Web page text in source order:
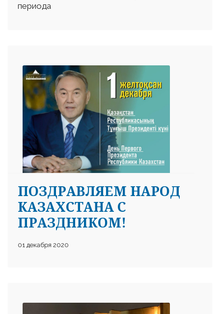
периода
ПОЗДРАВЛЯЕМ НАРОД
КАЗАХСТАНА С
ПРАЗДНИКОМ!
01 декабря 2020